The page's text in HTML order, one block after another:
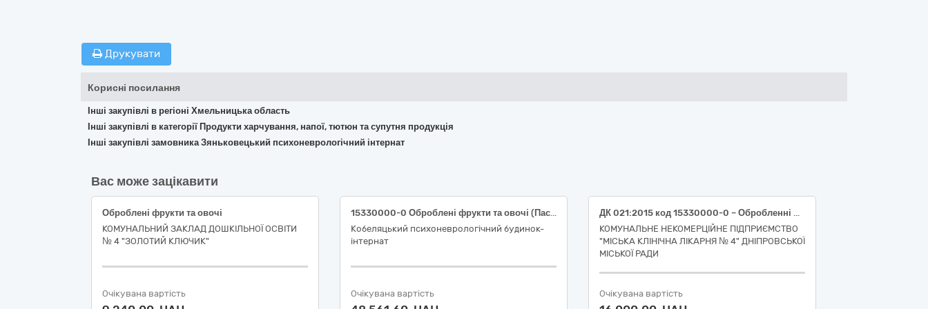
Друкувати
Корисні посилання
Інші закупівлі в регіоні Хмельницька область
Інші закупівлі в категорії Продукти харчування, напої, тютюн та супутня продукція
Інші закупівлі замовника Зяньковецький психоневрологічний інтернат
Вас може зацікавити
Оброблені фрукти та овочі
КОМУНАЛЬНИЙ ЗАКЛАД ДОШКІЛЬНОЇ ОСВІТИ
№ 4 "ЗОЛОТИЙ КЛЮЧИК"
Очікувана вартість
15330000-0 Оброблені фрукти та овочі (Паста томатна 25% без солі, 300-500г)
Кобеляцький психоневрологічний будинок-
інтернат
Очікувана вартість
ДК 021:2015 код 15330000-0 – Обробленні фрукти та овочі (Повидло яблучне, нестерилізоване, ґатунок вищий, ДСТУ 6072 )
КОМУНАЛЬНЕ НЕКОМЕРЦІЙНЕ ПІДПРИЄМСТВО
"МІСЬКА КЛІНІЧНА ЛІКАРНЯ № 4" ДНІПРОВСЬКОЇ
МІСЬКОЇ РАДИ
Очікувана вартість